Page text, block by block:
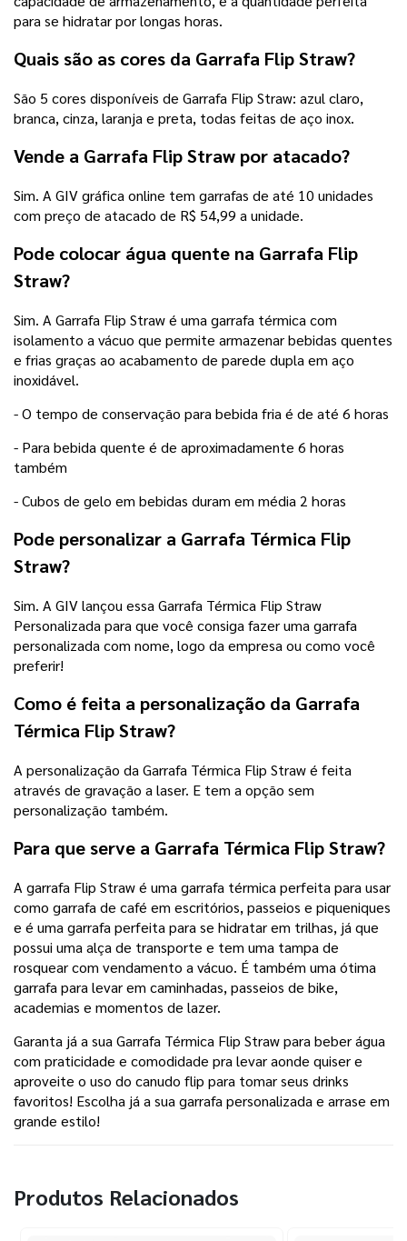
para se hidratar por longas horas.
Quais são as cores da Garrafa Flip Straw?
São 5 cores disponíveis de Garrafa Flip Straw: azul claro,
branca, cinza, laranja e preta, todas feitas de aço inox.
Vende a Garrafa Flip Straw por atacado?
Sim. A GIV gráfica online tem garrafas de até 10 unidades
com preço de atacado de R$ 54,99 a unidade.
Pode colocar água quente na Garrafa Flip
Straw?
Sim. A Garrafa Flip Straw é uma garrafa térmica com
isolamento a vácuo que permite armazenar bebidas quentes
e frias graças ao acabamento de parede dupla em aço
inoxidável.
- O tempo de conservação para bebida fria é de até 6 horas
- Para bebida quente é de aproximadamente 6 horas
também
- Cubos de gelo em bebidas duram em média 2 horas
Pode personalizar a Garrafa Térmica Flip
Straw?
Sim. A GIV lançou essa Garrafa Térmica Flip Straw
Personalizada para que você consiga fazer uma garrafa
personalizada com nome, logo da empresa ou como você
preferir!
Como é feita a personalização da Garrafa
Térmica Flip Straw?
A personalização da Garrafa Térmica Flip Straw é feita
através de gravação a laser. E tem a opção sem
personalização também.
Para que serve a Garrafa Térmica Flip Straw?
A garrafa Flip Straw é uma garrafa térmica perfeita para usar
como garrafa de café em escritórios, passeios e piqueniques
e é uma garrafa perfeita para se hidratar em trilhas, já que
possui uma alça de transporte e tem uma tampa de
rosquear com vendamento a vácuo. É também uma ótima
garrafa para levar em caminhadas, passeios de bike,
academias e momentos de lazer.
Garanta já a sua Garrafa Térmica Flip Straw para beber água
com praticidade e comodidade pra levar aonde quiser e
aproveite o uso do canudo flip para tomar seus drinks
favoritos! Escolha já a sua garrafa personalizada e arrase em
grande estilo!
Produtos Relacionados